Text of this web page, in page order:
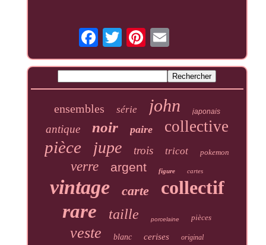
ensembles série john japonais
antique noir paire collective
pièce jupe trois tricot pokemon
verre argent figure cartes
vintage carte
collectif
rare
taille porcelaine pièces
veste blanc cerises original